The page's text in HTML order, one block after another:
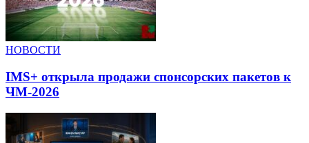
НОВОСТИ
IMS+ открыла продажи спонсорских пакетов к
ЧМ-2026